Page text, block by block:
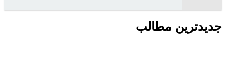
جدیدترین مطالب